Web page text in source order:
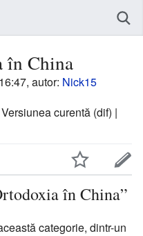
în China
autor: Nick15
curentă (dif) |
în China”
categorie, dintr-un